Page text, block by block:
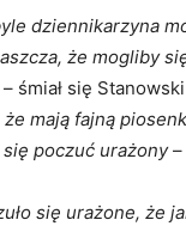
dziennikarzyna
że mogliby
– śmiał się
mają fajną
się poczuć urażony–
się urażone, że